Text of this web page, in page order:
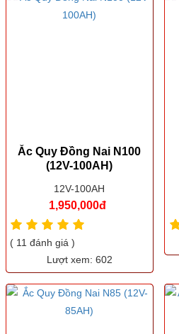
Ắc Quy Đồng Nai N100
(12V-100AH)
12V-100AH
1,950,000đ
( 11 đánh giá )
Lượt xem: 602